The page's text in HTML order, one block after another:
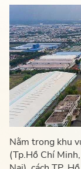
Nằm trong khu
(Tp.Hồ Chí